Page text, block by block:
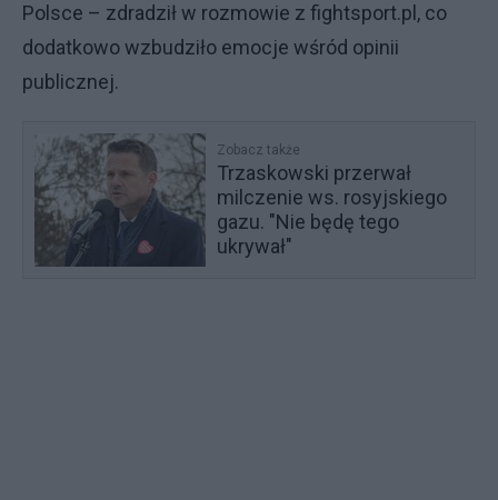
Polsce – zdradził w rozmowie z fightsport.pl, co
dodatkowo wzbudziło emocje wśród opinii
publicznej.
Zobacz także
Trzaskowski przerwał
milczenie ws. rosyjskiego
gazu. "Nie będę tego
ukrywał"